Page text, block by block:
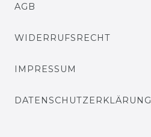
AGB
WIDERRUFSRECHT
IMPRESSUM
DATENSCHUTZERKLÄRUNG